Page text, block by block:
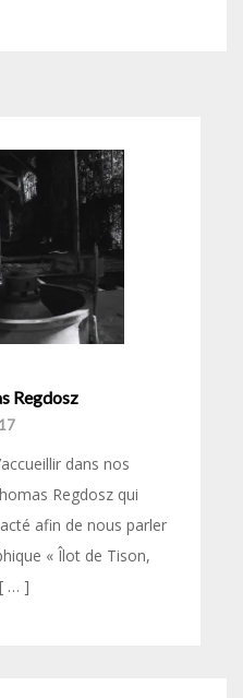
Regdosz
dans nos
Regdosz qui
afin de nous parler
« Îlot de Tison,
… ]